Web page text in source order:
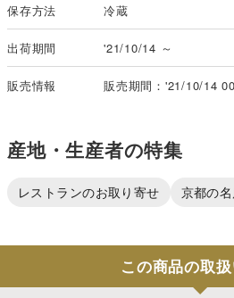
保存方法 冷蔵
出荷期間 '21/10/14 ～
販売情報 販売期間：'21/10/14
産地・生産者の特集
レストランのお取り寄せ 京都の
この商品の取